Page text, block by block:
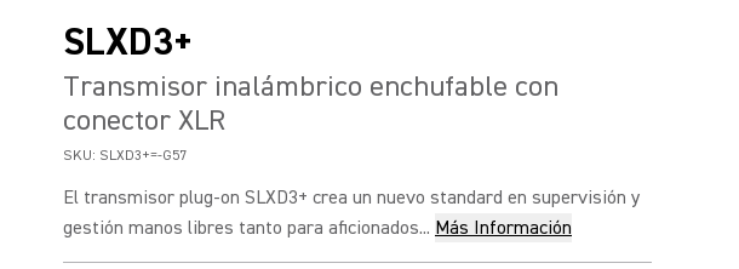
SLXD3+
Transmisor inalámbrico enchufable con
conector XLR
SKU: SLXD3+=-G57
El transmisor plug-on SLXD3+ crea un nuevo standard en supervisión y
gestión manos libres tanto para aficionados... Más Información